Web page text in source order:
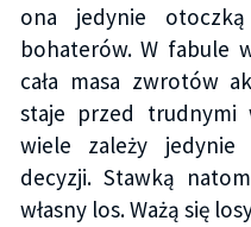
ona jedynie
bohaterów. W fabule
cała masa zwrotów
staje przed trudnymi
wiele zależy
decyzji. Stawką
własny los. Ważą się